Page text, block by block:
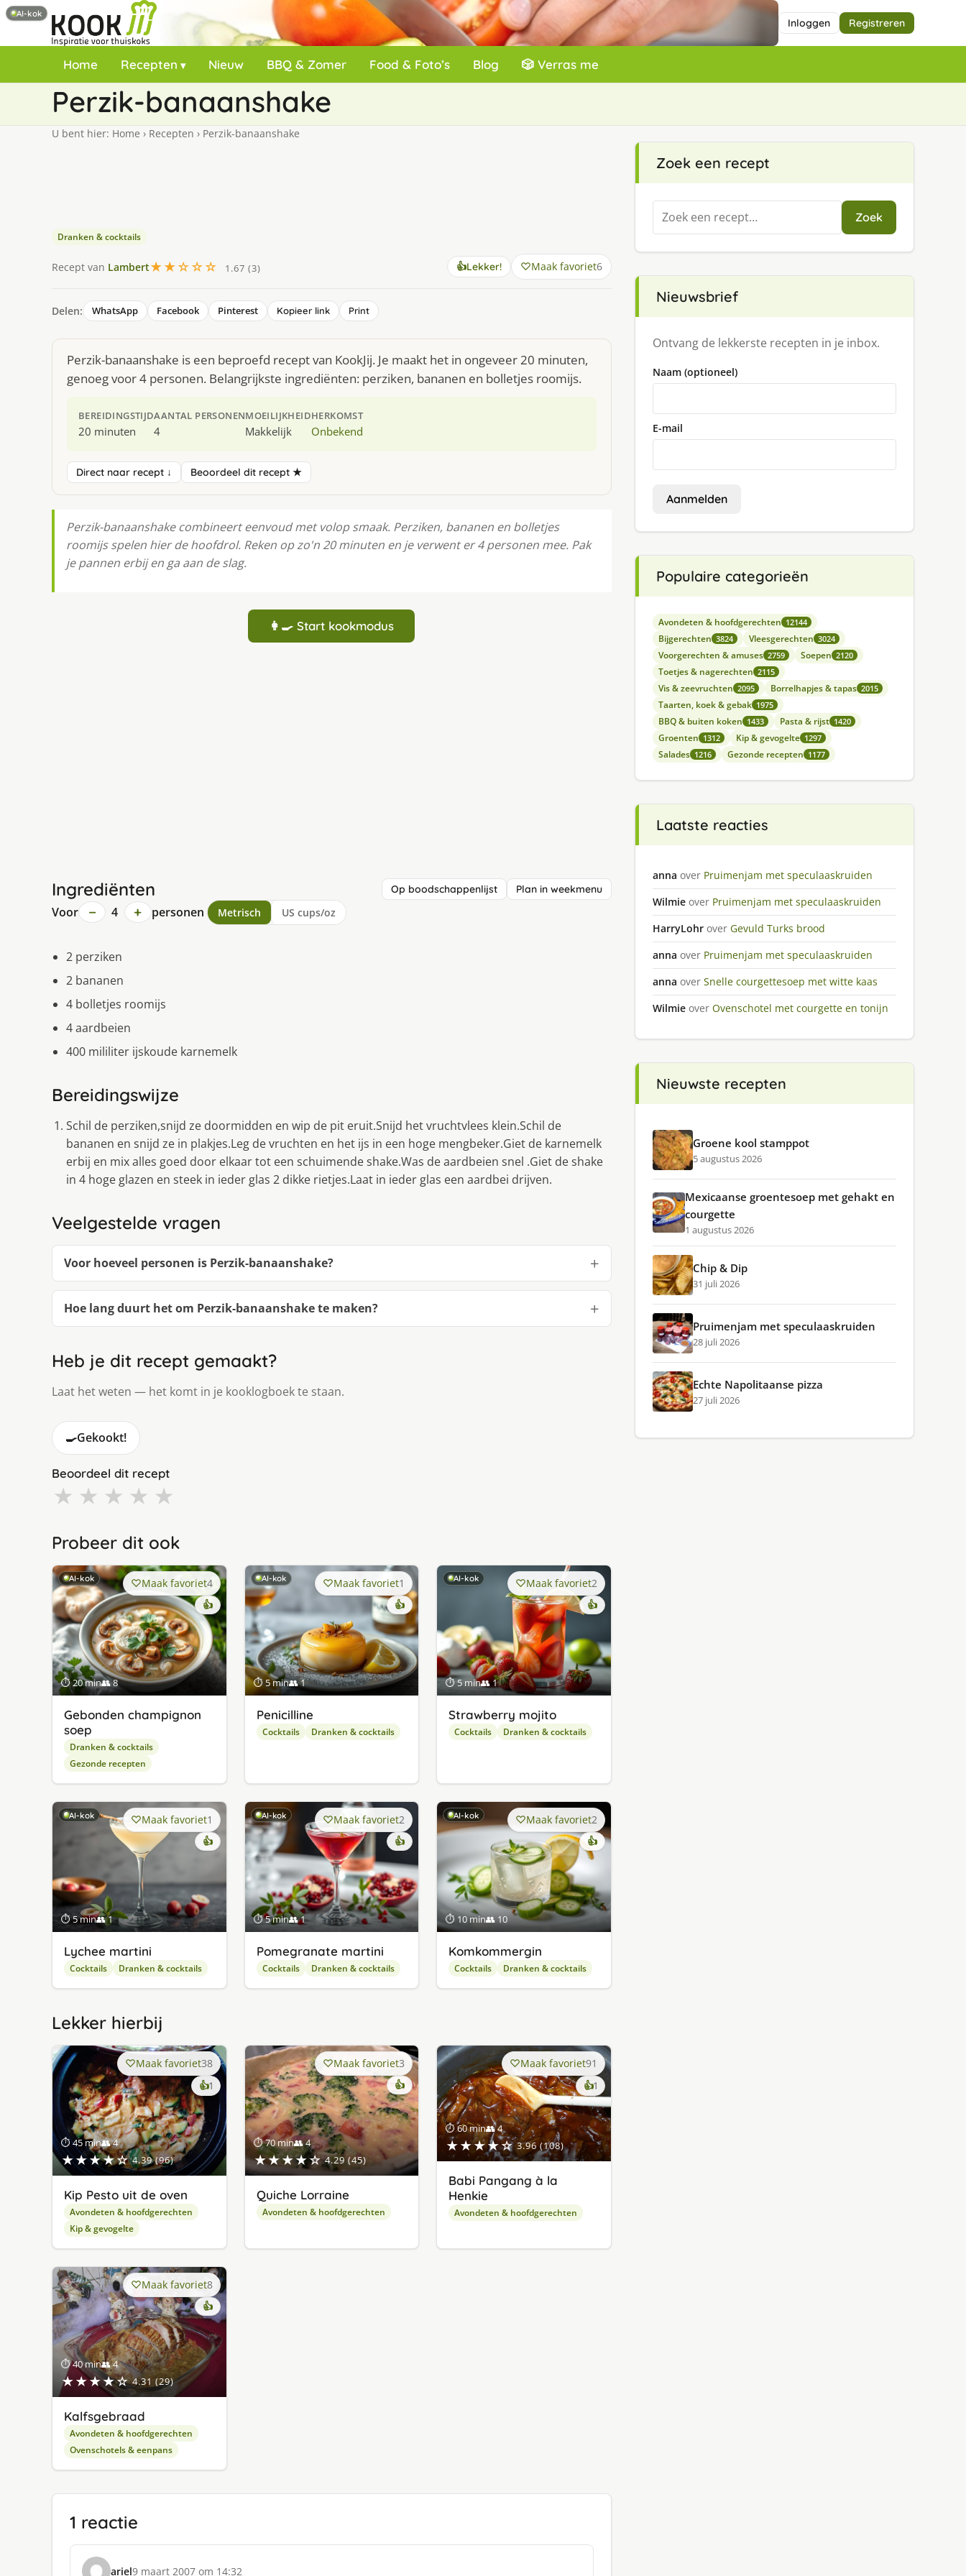
Inloggen Registreren
Home Recepten Nieuw BBQ & Zomer Food & Foto’s Blog 🎲 Verras me
Perzik-banaanshake
U bent hier: Home › Recepten › Perzik-banaanshake
Dranken & cocktails
Recept van Lambert★★☆☆☆ 1.67 (3) 👍Lekker! Maak favoriet6
Delen: WhatsApp Facebook Pinterest Kopieer link Print
Perzik-banaanshake is een beproefd recept van KookJij. Je maakt het in ongeveer 20 minuten,
genoeg voor 4 personen. Belangrijkste ingrediënten: perziken, bananen en bolletjes roomijs.
BEREIDINGSTIJD
20 minuten
AANTAL PERSONEN
4
MOEILIJKHEID
Makkelijk
HERKOMST
Onbekend
Direct naar recept ↓ Beoordeel dit recept ★
Perzik-banaanshake combineert eenvoud met volop smaak. Perziken, bananen en bolletjes
roomijs spelen hier de hoofdrol. Reken op zo'n 20 minuten en je verwent er 4 personen mee. Pak
je pannen erbij en ga aan de slag.
👩‍🍳 Start kookmodus
Ingrediënten Op boodschappenlijst Plan in weekmenu
Voor − 4 + personen Metrisch US cups/oz
2 perziken
2 bananen
4 bolletjes roomijs
4 aardbeien
400 mililiter ijskoude karnemelk
Bereidingswijze
Schil de perziken,snijd ze doormidden en wip de pit eruit.Snijd het vruchtvlees klein.Schil de
bananen en snijd ze in plakjes.Leg de vruchten en het ijs in een hoge mengbeker.Giet de karnemelk
erbij en mix alles goed door elkaar tot een schuimende shake.Was de aardbeien snel .Giet de shake
in 4 hoge glazen en steek in ieder glas 2 dikke rietjes.Laat in ieder glas een aardbei drijven.
Veelgestelde vragen
Voor hoeveel personen is Perzik-banaanshake?
Hoe lang duurt het om Perzik-banaanshake te maken?
Heb je dit recept gemaakt?
Laat het weten — het komt in je kooklogboek te staan.
🍳Gekookt!
Beoordeel dit recept
★ ★ ★ ★ ★
Probeer dit ook
AI-kok
⏱ 20 min👥 8
Maak favoriet4
👍
Gebonden champignon
soep
Dranken & cocktails
Gezonde recepten
AI-kok
⏱ 5 min👥 1
Maak favoriet1
👍
Penicilline
Cocktails Dranken & cocktails
AI-kok
⏱ 5 min👥 1
Maak favoriet2
👍
Strawberry mojito
Cocktails Dranken & cocktails
AI-kok
⏱ 5 min👥 1
Maak favoriet1
👍
Lychee martini
Cocktails Dranken & cocktails
AI-kok
⏱ 5 min👥 1
Maak favoriet2
👍
Pomegranate martini
Cocktails Dranken & cocktails
AI-kok
⏱ 10 min👥 10
Maak favoriet2
👍
Komkommergin
Cocktails Dranken & cocktails
Lekker hierbij
⏱ 45 min👥 4
★★★★☆ 4.39 (96)
Maak favoriet38
👍1keer
lekker
gevonden
Kip Pesto uit de oven
Avondeten & hoofdgerechten
Kip & gevogelte
⏱ 70 min👥 4
★★★★☆ 4.29 (45)
Maak favoriet3
👍
Quiche Lorraine
Avondeten & hoofdgerechten
⏱ 60 min👥 4
★★★★☆ 3.96 (108)
Maak favoriet91
👍1keer
lekker
gevonden
Babi Pangang à la
Henkie
Avondeten & hoofdgerechten
⏱ 40 min👥 4
★★★★☆ 4.31 (29)
Maak favoriet8
👍
Kalfsgebraad
Avondeten & hoofdgerechten
Ovenschotels & eenpans
1 reactie
ariel9 maart 2007 om 14:32
Zoek een recept
Zoeken
naar:
Zoek
Nieuwsbrief
Ontvang de lekkerste recepten in je inbox.
Naam (optioneel)
E-mail
Aanmelden
Populaire categorieën
Avondeten & hoofdgerechten 12144
Bijgerechten 3824 Vleesgerechten 3024
Voorgerechten & amuses 2759 Soepen 2120
Toetjes & nagerechten 2115
Vis & zeevruchten 2095 Borrelhapjes & tapas 2015
Taarten, koek & gebak 1975
BBQ & buiten koken 1433 Pasta & rijst 1420
Groenten 1312 Kip & gevogelte 1297
Salades 1216 Gezonde recepten 1177
Laatste reacties
anna over Pruimenjam met speculaaskruiden
Wilmie over Pruimenjam met speculaaskruiden
HarryLohr over Gevuld Turks brood
anna over Pruimenjam met speculaaskruiden
anna over Snelle courgettesoep met witte kaas
Wilmie over Ovenschotel met courgette en tonijn
Nieuwste recepten
Groene kool stamppot
5 augustus 2026
Mexicaanse groentesoep met gehakt en
courgette
1 augustus 2026
Chip & Dip
31 juli 2026
Pruimenjam met speculaaskruiden
28 juli 2026
AI-kok
Echte Napolitaanse pizza
27 juli 2026